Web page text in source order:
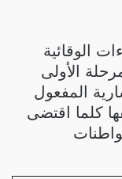
الوقائية
الأولى
المفعول
كلما اقتضى